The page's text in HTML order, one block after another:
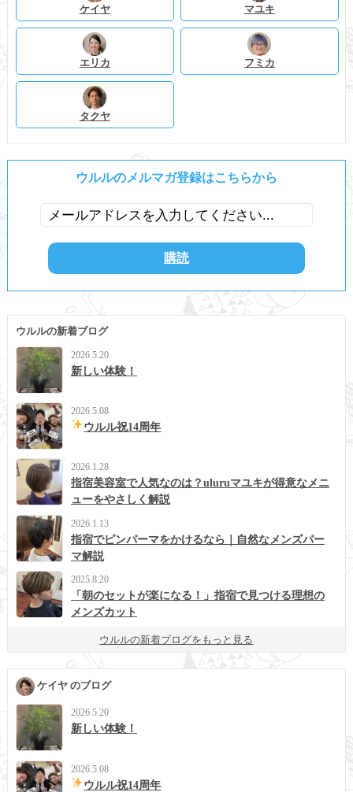
ケイヤ マユキ
エリカ フミカ
タクヤ
ウルルのメルマガ登録はこちらから
ウルルの新着ブログ
2026.5.20
新しい体験！
2026.5.08
ウルル祝14周年
2026.1.28
指宿美容室で人気なのは？uluruマユキが得意なメニ
ューをやさしく解説
2026.1.13
指宿でピンパーマをかけるなら｜自然なメンズパー
マ解説
2025.8.20
「朝のセットが楽になる！」指宿で見つける理想の
メンズカット
ウルルの新着ブログをもっと見る
ケイヤ のブログ
2026.5.20
新しい体験！
2026.5.08
ウルル祝14周年